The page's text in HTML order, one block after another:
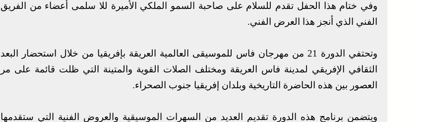
وفي ختام هذا الحفل تقدم للسلام على صاحبة السمو الملكي الأميرة للا سلمى أعضاء من الفريق
الفني الذي أنجز هذا العرض الفني.
وتحتفي الدورة 21 من مهرجان فاس للموسيقى العالمية العريقة بإفريقيا من خلال استحضار البعد
الثقافي الإفريقي لمدينة فاس العريقة ومختلف الصلات القوية والمتينة التي ظلت قائمة على مر
العصور بين هذه الحاضرة التاريخية وبلدان إفريقيا جنوب الصحراء.
ويتضمن برنامج هذه الدورة تقديم العديد من السهرات الموسيقية والعروض الفنية التي ستقدمها